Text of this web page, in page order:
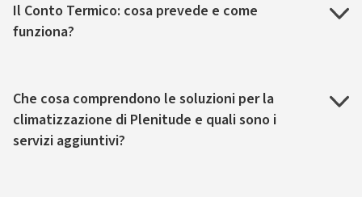
Il Conto Termico: cosa prevede e come
funziona?
Che cosa comprendono le soluzioni per la
climatizzazione di Plenitude e quali sono i
servizi aggiuntivi?